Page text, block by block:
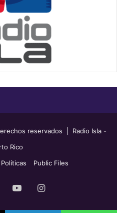
reservados | Radio Isla -
Rico
Public Files
YouTubeInstagram